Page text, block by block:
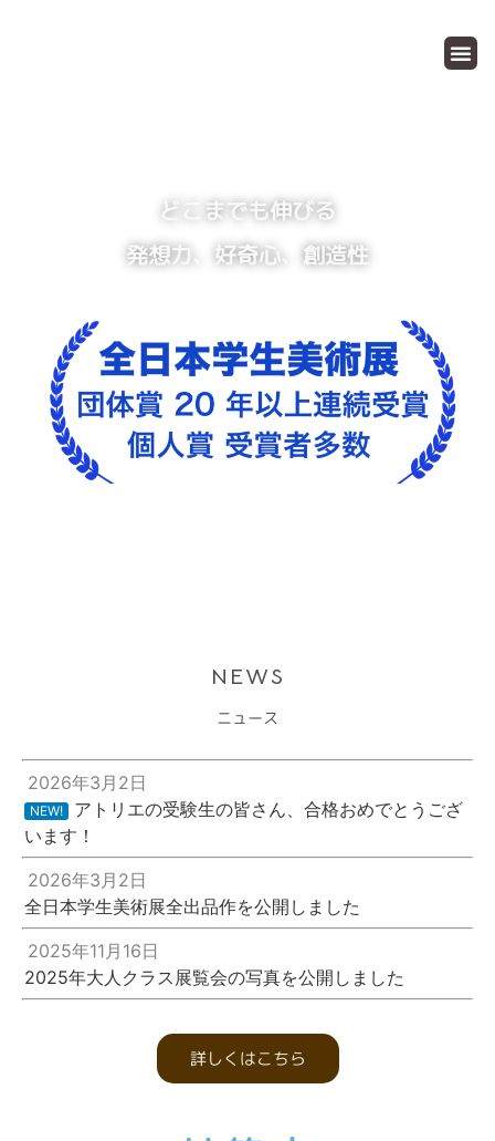
どこまでも伸びる
発想力、好奇心、創造性
NEWS
ニュース
2026年3月2日
NEW!
アトリエの受験生の皆さん、合格おめでとうござ
います！
2026年3月2日
全日本学生美術展全出品作を公開しました
2025年11月16日
2025年大人クラス展覧会の写真を公開しました
詳しくはこちら